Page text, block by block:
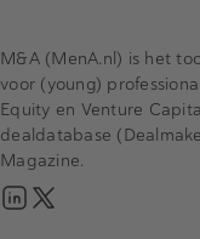
M&A (MenA.nl) is het
voor (young)
Equity en Venture
dealdatabase
Magazine.